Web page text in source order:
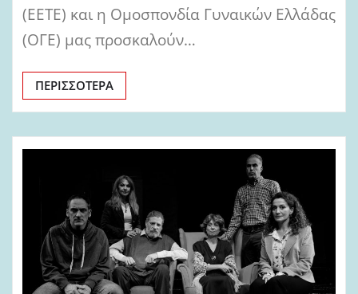
(ΕΕΤΕ) και η Ομοσπονδία Γυναικών Ελλάδας
(ΟΓΕ) μας προσκαλούν…
ΠΕΡΙΣΣΌΤΕΡΑ